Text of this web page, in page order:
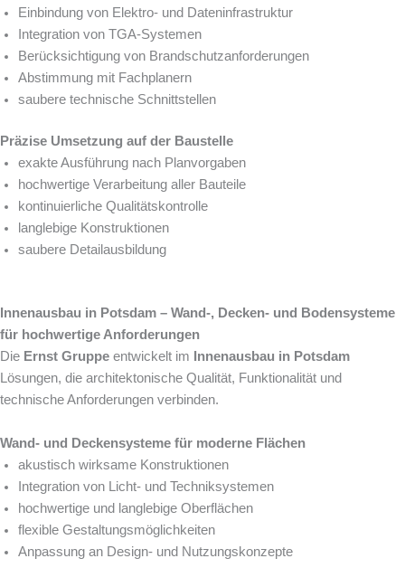
Einbindung von Elektro- und Dateninfrastruktur
Integration von TGA-Systemen
Berücksichtigung von Brandschutzanforderungen
Abstimmung mit Fachplanern
saubere technische Schnittstellen
Präzise Umsetzung auf der Baustelle
exakte Ausführung nach Planvorgaben
hochwertige Verarbeitung aller Bauteile
kontinuierliche Qualitätskontrolle
langlebige Konstruktionen
saubere Detailausbildung
Innenausbau in Potsdam – Wand-, Decken- und Bodensysteme
für hochwertige Anforderungen
Die Ernst Gruppe entwickelt im
Innenausbau in Potsdam
Lösungen, die architektonische Qualität, Funktionalität und
technische Anforderungen verbinden.
Wand- und Deckensysteme für moderne Flächen
akustisch wirksame Konstruktionen
Integration von Licht- und Techniksystemen
hochwertige und langlebige Oberflächen
flexible Gestaltungsmöglichkeiten
Anpassung an Design- und Nutzungskonzepte